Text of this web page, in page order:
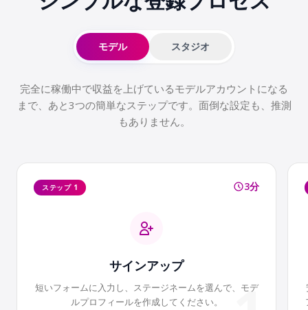
モデル スタジオ
完全に稼働中で収益を上げているモデルアカウントになる
まで、あと3つの簡単なステップです。面倒な設定も、推測
もありません。
ステップ 1 3分
サインアップ
短いフォームに入力し、ステージネームを選んで、モデ
ルプロフィールを作成してください。